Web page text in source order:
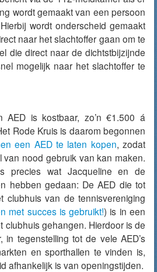
wordt gemaakt van een persoon
wordt onderscheid gemaakt
naar het slachtoffer gaan om te
die direct naar de dichtstbijzijnde
mogelijk naar het slachtoffer te
AED is kostbaar, zo’n €1.500 á
Rode Kruis is daarom begonnen
een AED te laten kopen, zodat
nood gebruik van kan maken.
precies wat Jacqueline en de
hebben gedaan: De AED die tot
clubhuis van de tennisvereniging
met succes is gebruikt!) is in een
clubhuis gehangen. Hierdoor is de
in tegenstelling tot de vele AED’s
en sporthallen te vinden is,
afhankelijk is van openingstijden.